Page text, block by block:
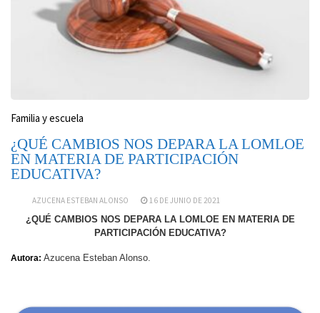
Familia y escuela
¿QUÉ CAMBIOS NOS DEPARA LA LOMLOE
EN MATERIA DE PARTICIPACIÓN
EDUCATIVA?
AZUCENA ESTEBAN ALONSO 16 DE JUNIO DE 2021
¿QUÉ CAMBIOS NOS DEPARA LA LOMLOE EN MATERIA DE
PARTICIPACIÓN EDUCATIVA?
Autora: Azucena Esteban Alonso.